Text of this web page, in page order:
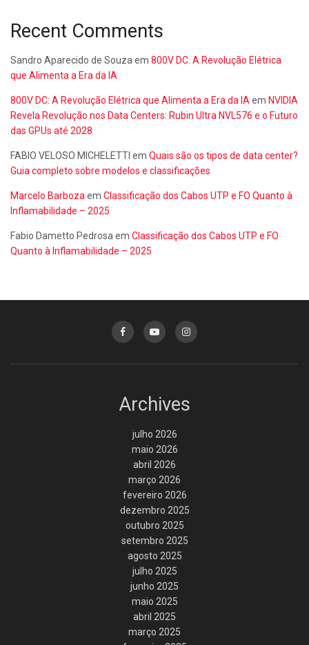
Recent Comments
Sandro Aparecido de Souzaem 800V DC: A Revolução Elétrica
que Alimenta a Era da IA
800V DC: A Revolução Elétrica que Alimenta a Era da IAem NVIDIA
Revela Revolução nos Data Centers: Rubin Ultra NVL576 e o Futuro
das GPUs até 2028
FABIO VELOSO MICHELETTI em Quais são os tipos de data center?
Guia completo sobre modelos e classificações
Marcelo Barbozaem Classificação dos Cabos UTP e FO Quanto à
Inflamabilidade – 2025
Fabio Dametto Pedrosaem Classificação dos Cabos UTP e FO
Quanto à Inflamabilidade – 2025
Archives
julho 2026
maio 2026
abril 2026
março 2026
fevereiro 2026
dezembro 2025
outubro 2025
setembro 2025
agosto 2025
julho 2025
junho 2025
maio 2025
abril 2025
março 2025